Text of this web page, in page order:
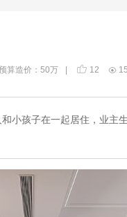
算造价：50万 12 
小孩子在一起居住，业主